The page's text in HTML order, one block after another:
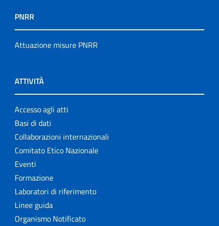
PNRR
Attuazione misure PNRR
ATTIVITÀ
Accesso agli atti
Basi di dati
Collaborazioni internazionali
Comitato Etico Nazionale
Eventi
Formazione
Laboratori di riferimento
Linee guida
Organismo Notificato